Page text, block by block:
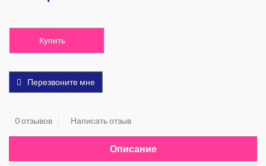
Купить
Перезвоните мне
0 отзывов Написать отзыв
Описание